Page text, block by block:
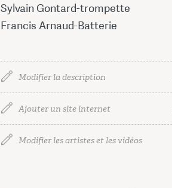
Sylvain Gontard-trompette
Francis Arnaud-Batterie
Modifier la description
Ajouter un site internet
Modifier les artistes et les vidéos